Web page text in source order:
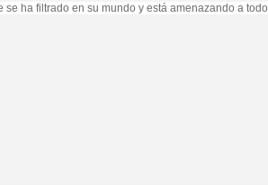
ha filtrado en su mundo y está amenazando a